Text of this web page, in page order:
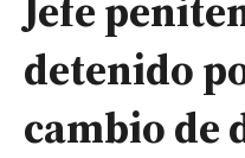
detenido
cambio de